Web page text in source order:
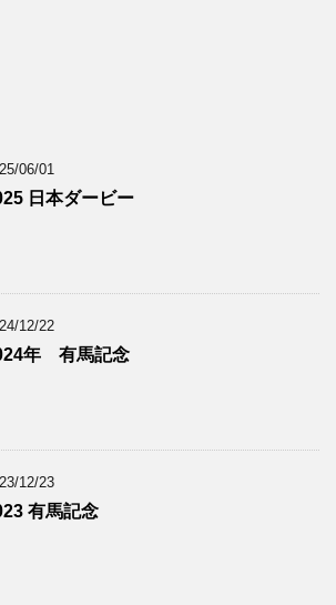
06/01
日本ダービー
12/22
年 有馬記念
12/23
有馬記念